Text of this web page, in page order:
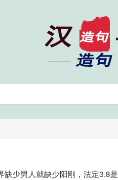
少男人就缺少阳刚，法定3.8是